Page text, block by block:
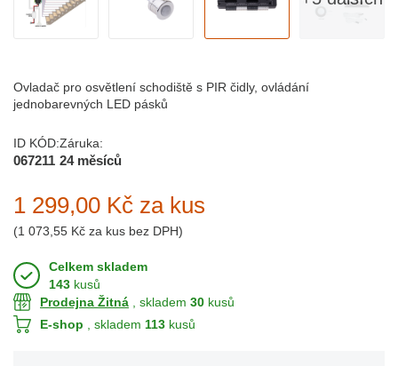
Ovladač pro osvětlení schodiště s PIR čidly, ovládání
jednobarevných LED pásků
ID KÓD:
067211
Záruka:
24 měsíců
1 299,00 Kč za kus
(1 073,55 Kč za kus bez DPH)
Celkem skladem
143 kusů
Prodejna Žitná , skladem 30 kusů
E-shop , skladem 113 kusů